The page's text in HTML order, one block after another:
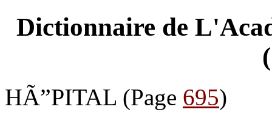
Dictionnaire de
HÃ”PITAL (Page 695)